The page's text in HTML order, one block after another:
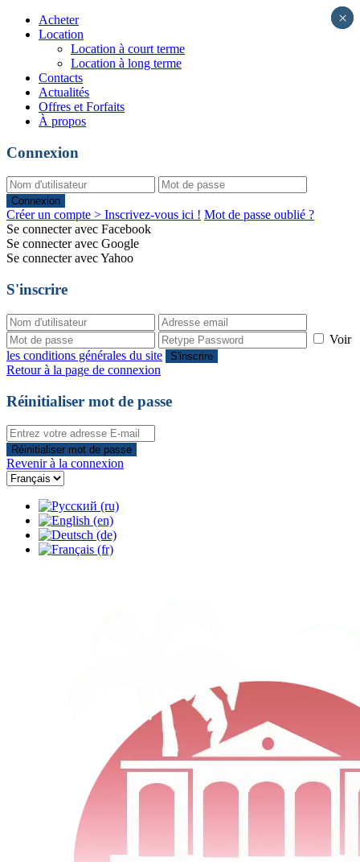
Acheter
Location
Location à court terme
Location à long terme
Contacts
Actualités
Offres et Forfaits
À propos
Connexion
Connexion
Créer un compte > Inscrivez-vous ici ! Mot de passe oublié ?
Se connecter avec Facebook
Se connecter avec Google
Se connecter avec Yahoo
S'inscrire
Voir
les conditions générales du site
S'inscrire
Retour à la page de connexion
Réinitialiser mot de passe
Réinitialiser mot de passe
Revenir à la connexion
×
×